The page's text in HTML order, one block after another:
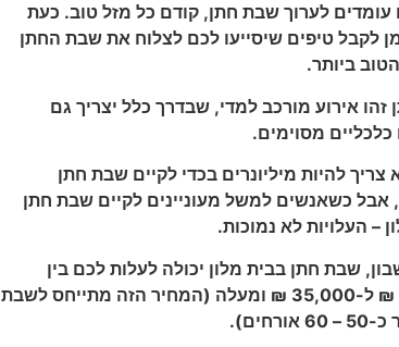
לערוך שבת חתן, קודם כל מזל טוב. כעת
לקבל טיפים שיסייעו לכם לצלוח את שבת החתן
ביותר.
אירוע מורכב למדי, שבדרך כלל יצריך גם
מסוימים.
להיות מיליונרים בכדי לקיים שבת חתן
אבל כשאנשים למשל מעוניינים לקיים שבת חתן
– העלויות לא נמוכות.
שבת חתן בבית מלון יכולה לעלות לכם בין
25,000 ₪ ל-35,000 ₪ ומעלה (המחיר הזה מתייחס לשבת